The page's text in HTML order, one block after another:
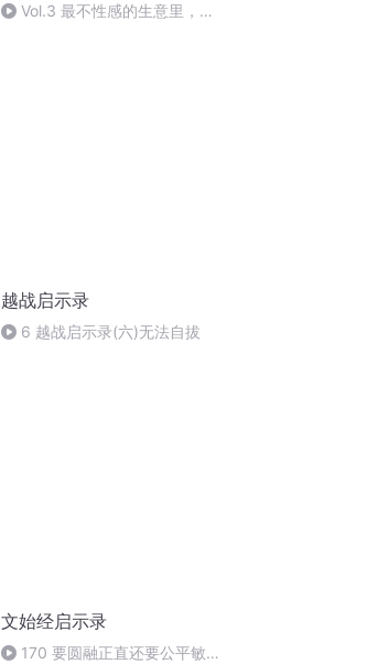
Vol.3 最不性感的生意里，藏
越战启示录
6 越战启示录(六)无法自拔
文始经启示录
170 要圆融正直还要公平敏捷